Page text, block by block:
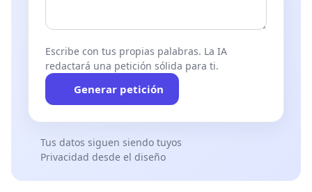
Escribe con tus propias palabras. La IA
redactará una petición sólida para ti.
Generar petición
Tus datos siguen siendo tuyos
Privacidad desde el diseño